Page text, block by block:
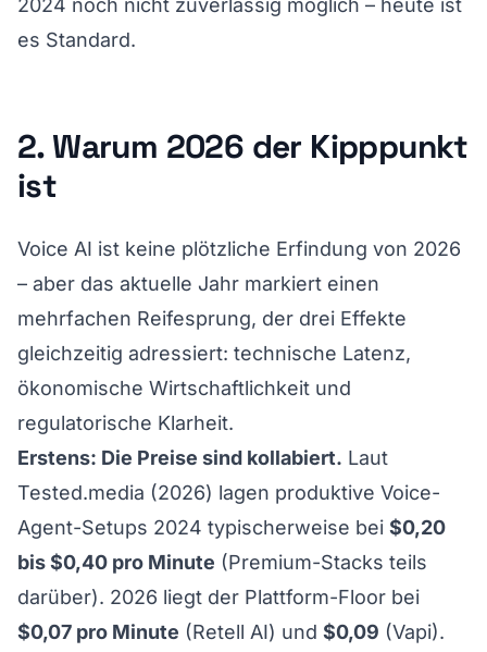
es Standard.
2. Warum 2026 der Kipppunkt
ist
Voice AI ist keine plötzliche Erfindung von 2026
– aber das aktuelle Jahr markiert einen
mehrfachen Reifesprung, der drei Effekte
gleichzeitig adressiert: technische Latenz,
ökonomische Wirtschaftlichkeit und
regulatorische Klarheit.
Erstens: Die Preise sind kollabiert. Laut
Tested.media (2026) lagen produktive Voice-
Agent-Setups 2024 typischerweise bei $0,20
bis $0,40 pro Minute (Premium-Stacks teils
darüber). 2026 liegt der Plattform-Floor bei
$0,07 pro Minute (Retell AI) und $0,09 (Vapi).